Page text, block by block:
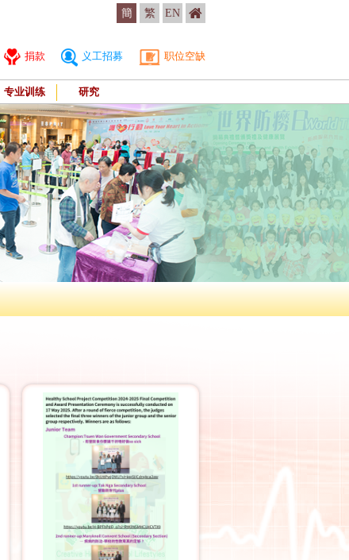
簡 繁 EN
捐款 义工招募 职位空缺
专业训练 研究